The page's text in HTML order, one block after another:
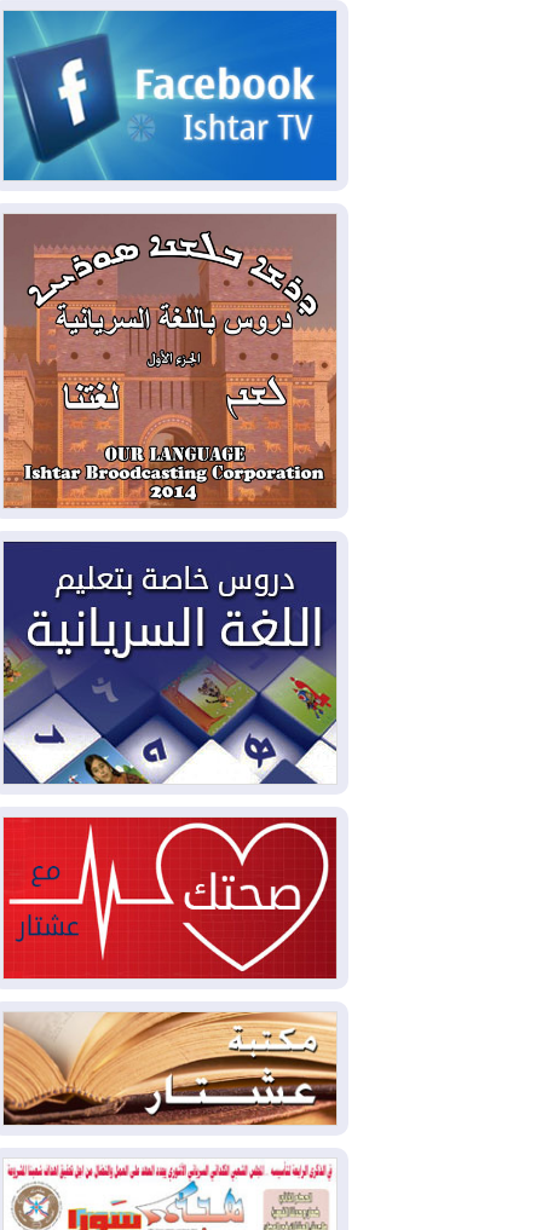
ملامح أخطر التحديات التي تواجه العراق
2026-08-05
حرائق فرنسا.. توقيف 402
شخص بينهم 156 قاصرا منذ بداية موسم
الحرائق
2026-08-04سومو: إنتاج النفط في إقليم
كوردستان انخفض إلى أقل من 10%
2026-08-04ملفات حقبة الكاظمي تعود إلى
الواجهة.. أنباء عن مراجعات قضائية
وتحقيقات أوسع في قضايا فساد
2026-08-04بيترو يشكو تزوير الانتخابات
الرئاسية ويحذر من "حرب أهلية" في
كولومبيا
2026-08-03رئيس إقليم كوردستان في
2026-08-03العراق يؤكد مجدداً التزامه
بمنع الهجمات على الدول المجاورة
2026-08-03العجز والاقتراض يطوقان
المالية العراقية.. اقتراض يتجاوز 3 تريليونات
دينار!
2026-08-03كوبا تغرق في الظلام مجددا
2026-08-03
أوامر بإجلاء 60 ألف شخص
بسبب الحرائق في ولاية واشنطن
2026-08-02
مشروع "حسابي" يُمهل
الموظفين حتى نهاية أغسطس لاستلام
بطاقاتهم المصرفية
2026-08-02دمشق وعمّان تحذران بغداد:
أي هجوم من أراضي العراق سيواجه برد
2026-08-02ترامب: الولايات المتحدة
وإسرائيل تعلقان شن ضربات على إيران
2026-08-01
تقرير: الولايات المتحدة تسحب